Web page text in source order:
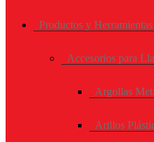
Productos y
Accesorios para
Argollas
Arillos